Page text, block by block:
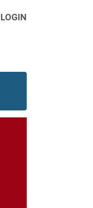
LOGIN